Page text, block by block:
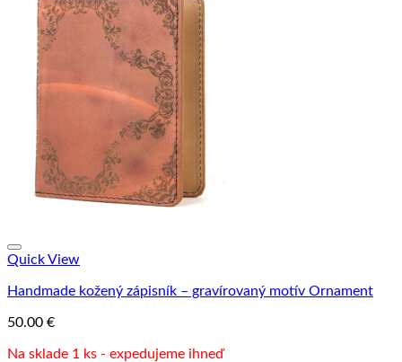
Quick View
Handmade kožený zápisník – gravírovaný motív Ornament
50.00 €
Na sklade 1 ks - expedujeme ihneď